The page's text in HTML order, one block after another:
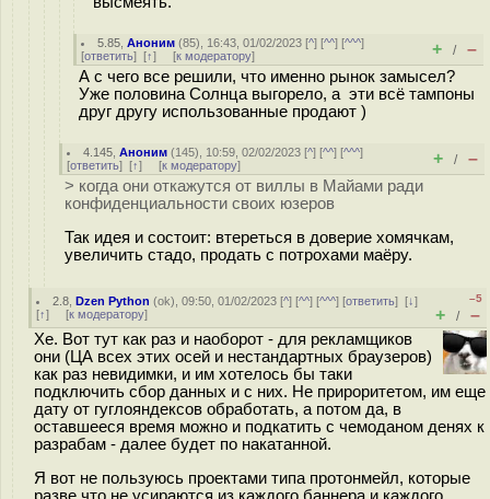
5.85 ,Аноним (85), 16:43, 01/02/2023 [^] [^^] [^^^]
[ответить] [↑] [к модератору] + / –
А с чего все решили, что именно рынок замысел?
Уже половина Солнца выгорело, а эти всё тампоны
друг другу использованные продают )
4.145 ,Аноним (145), 10:59, 02/02/2023 [^] [^^] [^^^]
[ответить] [↑] [к модератору] + / –
> когда они откажутся от виллы в Майами ради
конфиденциальности своих юзеров
Так идея и состоит: втереться в доверие хомячкам,
увеличить стадо, продать с потрохами маёру.
2.8 ,Dzen Python (ok), 09:50, 01/02/2023 [^] [^^] [^^^] [ответить][↓]
[↑] [к модератору]
–5
+ / –
Хе. Вот тут как раз и наоборот - для рекламщиков
они (ЦА всех этих осей и нестандартных браузеров)
как раз невидимки, и им хотелось бы таки
подключить сбор данных и с них. Не прироритетом, им еще
дату от гуглояндексов обработать, а потом да, в
оставшееся время можно и подкатить с чемоданом денях к
разрабам - далее будет по накатанной.
Я вот не пользуюсь проектами типа протонмейл, которые